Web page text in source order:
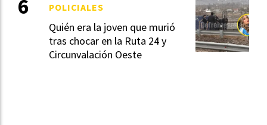
Quién era la joven que murió
tras chocar en la Ruta 24 y
Circunvalación Oeste
POLICIALES